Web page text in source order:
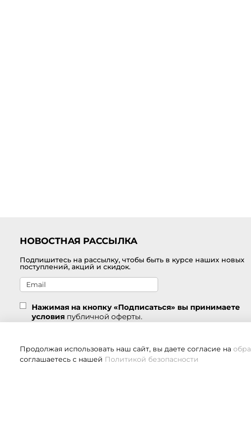
НОВОСТНАЯ РАССЫЛКА
Подпишитесь на рассылку, чтобы быть в курсе наших новых
поступлений, акций и скидок.
Нажимая на кнопку «Подписаться» вы принимаете
условия публичной оферты.
Продолжая использовать наш сайт, вы даете согласие на
соглашаетесь с нашей Политикой безопасности